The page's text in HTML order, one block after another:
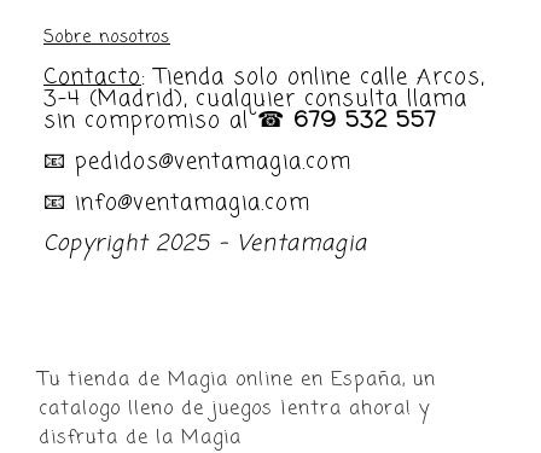
Sobre nosotros
Contacto: Tienda solo online calle Arcos,
3-4 (Madrid), cualquier consulta llama
sin compromiso al ☎ 679 532 557
📧 pedidos@ventamagia.com
📧 info@ventamagia.com
Copyright 2025 - Ventamagia
Tu tienda de Magia online en España, un
catalogo lleno de juegos ¡entra ahora! y
disfruta de la Magia